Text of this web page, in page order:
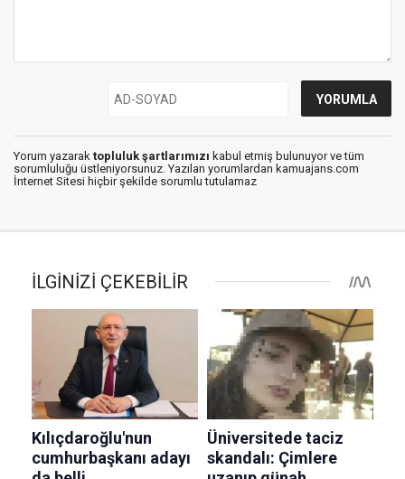
Yorum yazarak topluluk şartlarımızı kabul etmiş bulunuyor ve tüm
sorumluluğu üstleniyorsunuz. Yazılan yorumlardan kamuajans.com
İnternet Sitesi hiçbir şekilde sorumlu tutulamaz